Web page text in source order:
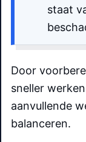
staat
Door
sneller
aanvullende
balanceren.